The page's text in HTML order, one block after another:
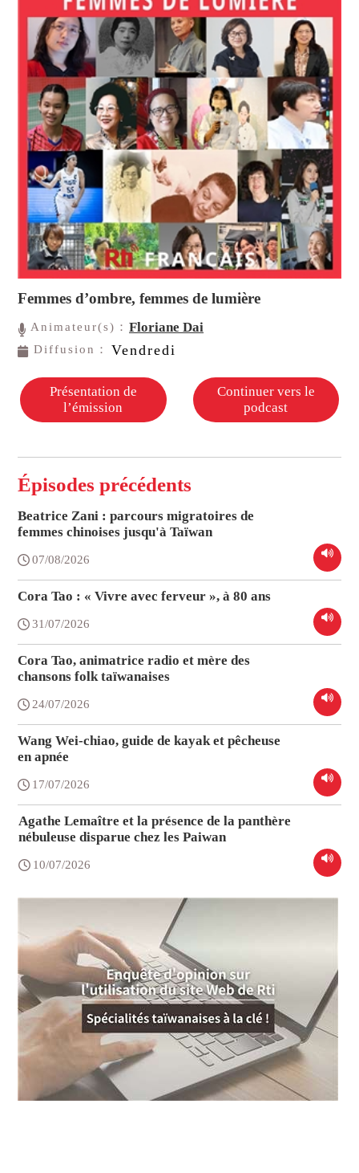
Femmes d’ombre, femmes de lumière
Animateur(s)：Floriane Dai
Diffusion： Vendredi
Présentation de
l’émission
Continuer vers le
podcast
Épisodes précédents
Beatrice Zani : parcours migratoires de
femmes chinoises jusqu'à Taïwan
07/08/2026
Cora Tao : « Vivre avec ferveur », à 80 ans
31/07/2026
Cora Tao, animatrice radio et mère des
chansons folk taïwanaises
24/07/2026
Wang Wei-chiao, guide de kayak et pêcheuse
en apnée
17/07/2026
Agathe Lemaître et la présence de la panthère
nébuleuse disparue chez les Paiwan
10/07/2026